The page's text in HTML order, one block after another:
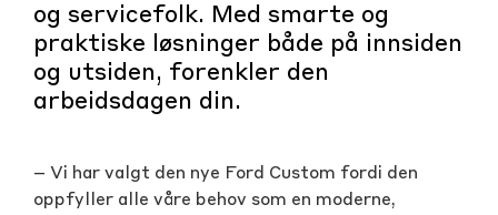
og servicefolk. Med smarte og
praktiske løsninger både på innsiden
og utsiden, forenkler den
arbeidsdagen din.
– Vi har valgt den nye Ford Custom fordi den
oppfyller alle våre behov som en moderne,